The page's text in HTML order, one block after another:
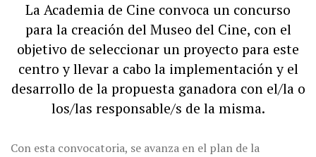
La Academia de Cine convoca un concurso
para la creación del Museo del Cine, con el
objetivo de seleccionar un proyecto para este
centro y llevar a cabo la implementación y el
desarrollo de la propuesta ganadora con el/la o
los/las responsable/s de la misma.
Con esta convocatoria, se avanza en el plan de la